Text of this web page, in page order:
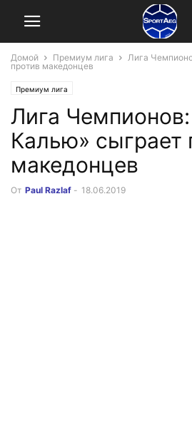
Домой Премиум лига
Лига
против македонцев
Премиум лига
Лига
Калью» сыграет
македонцев
От Paul Razlaf - 18.06.2019